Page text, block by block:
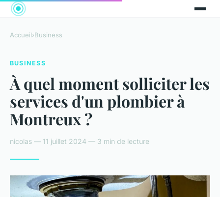
Accueil›Business
BUSINESS
À quel moment solliciter les
services d'un plombier à
Montreux ?
nicolas — 11 juillet 2024 — 3 min de lecture